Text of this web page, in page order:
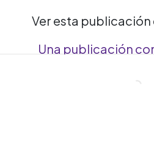
Ver esta publicación
Una publicación